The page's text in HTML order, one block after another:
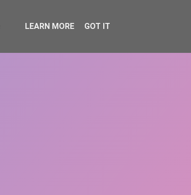
DONEAZĂ ARTICOLE CONTACT
LEARN MORE GOT IT